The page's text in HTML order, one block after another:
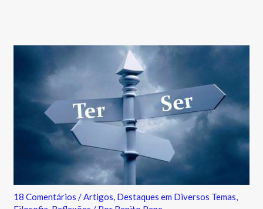
18 Comentários /Artigos, Destaques em Diversos Temas,